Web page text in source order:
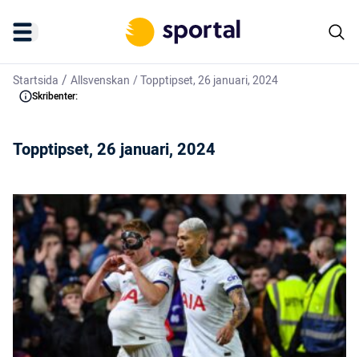
Startsida / Allsvenskan /Topptipset, 26 januari, 2024
Skribenter:
Topptipset, 26 januari, 2024